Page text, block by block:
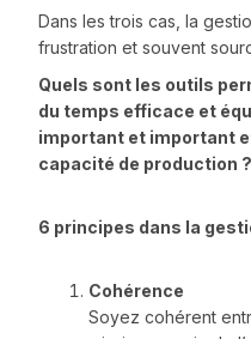
Dans les trois cas, la
frustration et souvent
Quels sont les outils
du temps efficace et
important et important
capacité de production ?
6 principes dans la
Cohérence
Soyez cohérent